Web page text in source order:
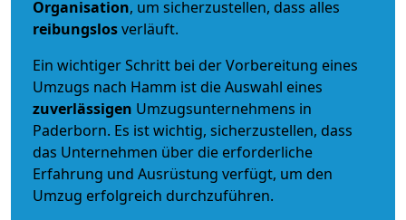
Organisation, um sicherzustellen, dass alles
reibungslosverläuft.
Ein wichtiger Schritt bei der Vorbereitung eines
Umzugs nach Hamm ist die Auswahl eines
zuverlässigen Umzugsunternehmens in
Paderborn. Es ist wichtig, sicherzustellen, dass
das Unternehmen über die erforderliche
Erfahrung und Ausrüstung verfügt, um den
Umzug erfolgreich durchzuführen.